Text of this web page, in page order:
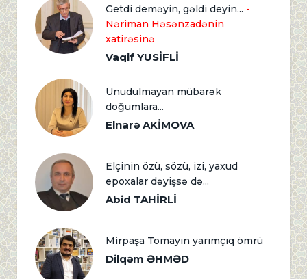
Getdi deməyin, gəldi deyin... -
Nəriman Həsənzadənin
xatirəsinə
Vaqif YUSİFLİ
Unudulmayan mübarək
doğumlara...
Elnarə AKİMOVA
Elçinin özü, sözü, izi, yaxud
epoxalar dəyişsə də...
Abid TAHİRLİ
Mirpaşa Tomayın yarımçıq ömrü
Dilqəm ƏHMƏD